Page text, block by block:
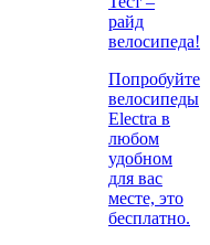
райд
велосипеда!
Попробуйте
велосипеды
Electra в
любом
удобном
для вас
месте, это
бесплатно.